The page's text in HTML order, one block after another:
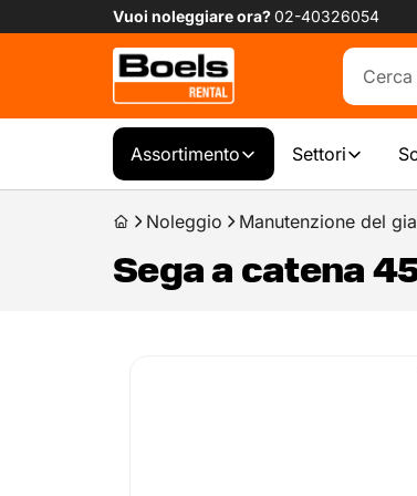
Vuoi noleggiare ora?02-40326054
Assortimento Settori
Noleggio Manutenzione del
Sega a catena